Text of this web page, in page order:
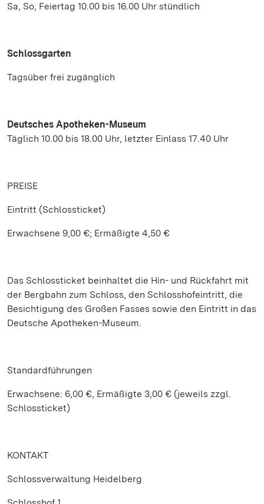
Sa, So, Feiertag 10.00 bis 16.00 Uhr stündlich
Schlossgarten
Tagsüber frei zugänglich
Deutsches Apotheken-Museum
Täglich 10.00 bis 18.00 Uhr, letzter Einlass 17.40 Uhr
PREISE
Eintritt (Schlossticket)
Erwachsene 9,00 €; Ermäßigte 4,50 €
Das Schlossticket beinhaltet die Hin- und Rückfahrt mit
der Bergbahn zum Schloss, den Schlosshofeintritt, die
Besichtigung des Großen Fasses sowie den Eintritt in das
Deutsche Apotheken-Museum.
Standardführungen
Erwachsene: 6,00 €, Ermäßigte 3,00 € (jeweils zzgl.
Schlossticket)
KONTAKT
Schlossverwaltung Heidelberg